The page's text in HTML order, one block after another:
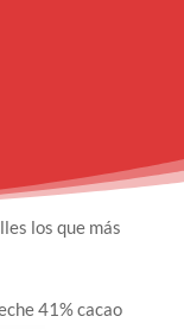
los que más
41% cacao